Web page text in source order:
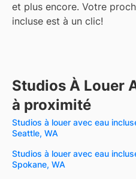
et plus encore. Votre
incluse est à un clic!
Studios À Louer
à proximité
Studios à louer avec eau
Seattle, WA
Studios à louer avec eau
Spokane, WA